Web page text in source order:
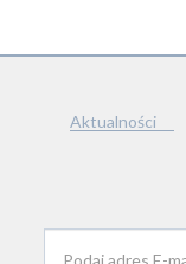
Aktualności